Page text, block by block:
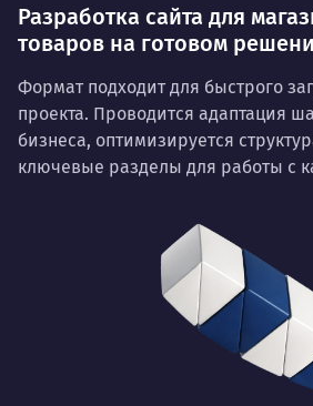
Разработка сайта для
товаров на готовом
Формат подходит для быстрого
проекта. Проводится адаптация
бизнеса, оптимизируется
ключевые разделы для работы с